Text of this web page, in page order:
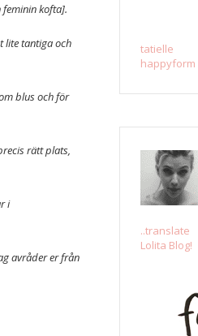
kofta].
lite tantiga och
blus och för
rätt plats,
i
avråder er från
tatielle
happyform
..translate
Lolita Blog!